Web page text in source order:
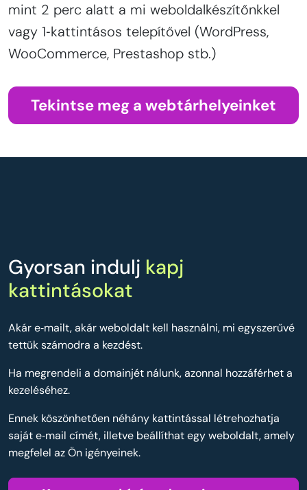
mint 2 perc alatt a mi weboldalkészítőnkkel
vagy 1‑kattintásos telepítővel (WordPress,
WooCommerce, Prestashop stb.)
Tekintse meg a webtárhelyeinket
Gyorsan indulj kapj
kattintásokat
Akár e‑mailt, akár weboldalt kell használni, mi egyszerűvé
tettük számodra a kezdést.
Ha megrendeli a domainjét nálunk, azonnal hozzáférhet a
kezeléséhez.
Ennek köszönhetően néhány kattintással létrehozhatja
saját e‑mail címét, illetve beállíthat egy weboldalt, amely
megfelel az Ön igényeinek.